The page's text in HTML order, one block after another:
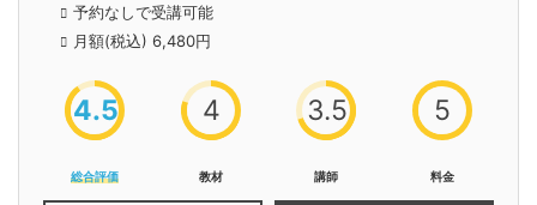
予約なしで受講可能
月額(税込) 6,480円
4.5
総合評価
4
教材
3.5
講師
5
料金